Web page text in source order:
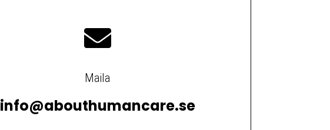

Maila
info@abouthumancare.se